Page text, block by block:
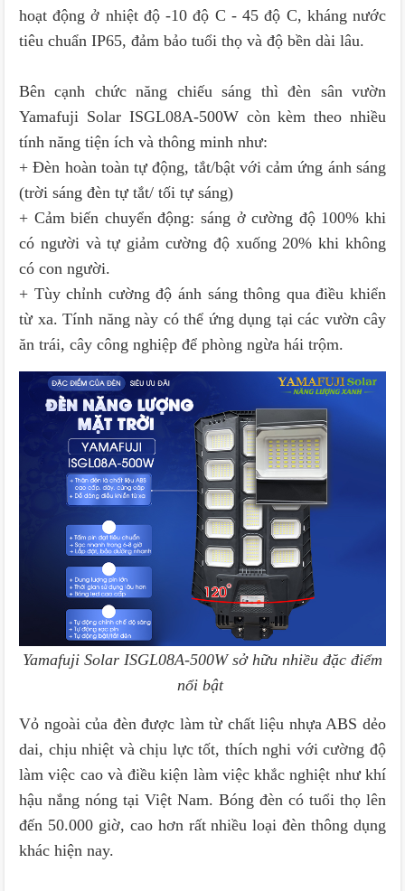
hoạt động ở nhiệt độ -10 độ C - 45 độ C, kháng nước
tiêu chuẩn IP65, đảm bảo tuổi thọ và độ bền dài lâu.
Bên cạnh chức năng chiếu sáng thì đèn sân vườn
Yamafuji Solar ISGL08A-500W còn kèm theo nhiều
tính năng tiện ích và thông minh như:
+ Đèn hoàn toàn tự động, tắt/bật với cảm ứng ánh sáng
(trời sáng đèn tự tắt/ tối tự sáng)
+ Cảm biến chuyển động: sáng ở cường độ 100% khi
có người và tự giảm cường độ xuống 20% khi không
có con người.
+ Tùy chỉnh cường độ ánh sáng thông qua điều khiển
từ xa. Tính năng này có thể ứng dụng tại các vườn cây
ăn trái, cây công nghiệp để phòng ngừa hái trộm.
Yamafuji Solar ISGL08A-500W sở hữu nhiều đặc điểm
nổi bật
Vỏ ngoài của đèn được làm từ chất liệu nhựa ABS dẻo
dai, chịu nhiệt và chịu lực tốt, thích nghi với cường độ
làm việc cao và điều kiện làm việc khắc nghiệt như khí
hậu nắng nóng tại Việt Nam. Bóng đèn có tuổi thọ lên
đến 50.000 giờ, cao hơn rất nhiều loại đèn thông dụng
khác hiện nay.